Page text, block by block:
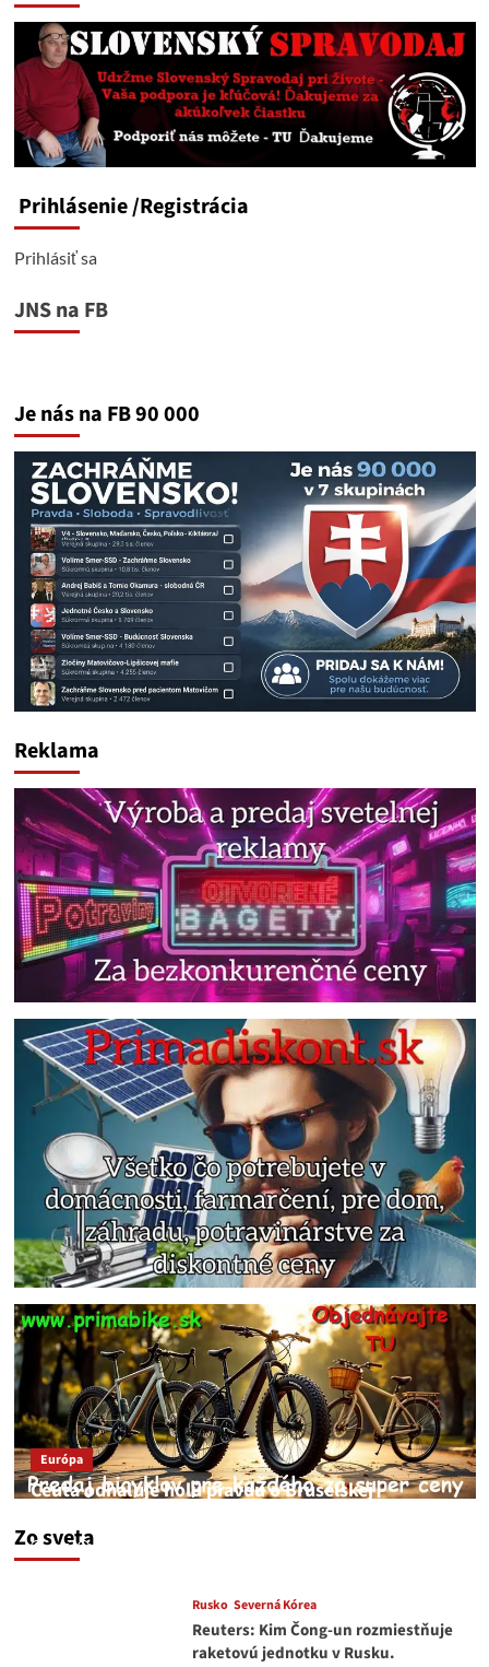
Prihlásenie/Registrácia
Prihlásiť sa
JNS na FB
Je nás na FB 90 000
Reklama
Zo sveta
Európa
Ceuta odhaľuje holú pravdu o Bruselskej
JNS
Rusko Severná Kórea
Reuters: Kim Čong-un rozmiestňuje
raketovú jednotku v Rusku.